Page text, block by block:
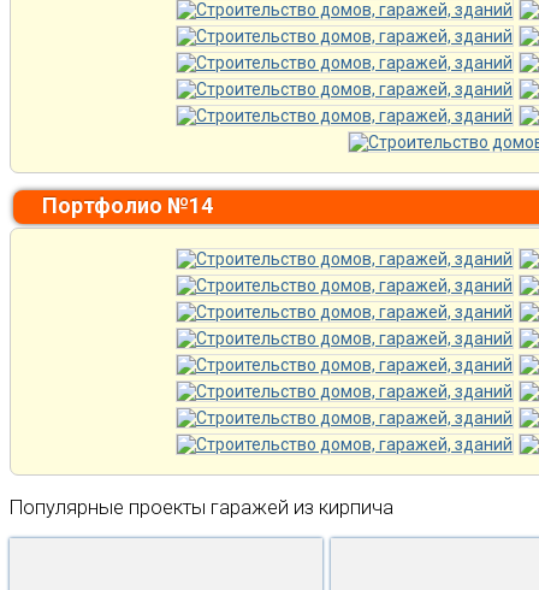
Портфолио №14
Популярные проекты гаражей из кирпича